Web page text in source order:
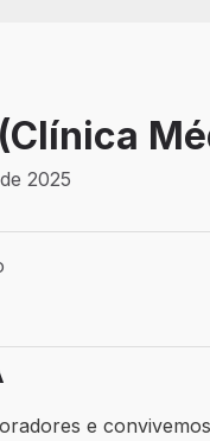
2025
- SPEfetivo
e